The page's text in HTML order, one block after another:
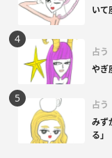
いて
占う
やぎ
占う
みず
る」